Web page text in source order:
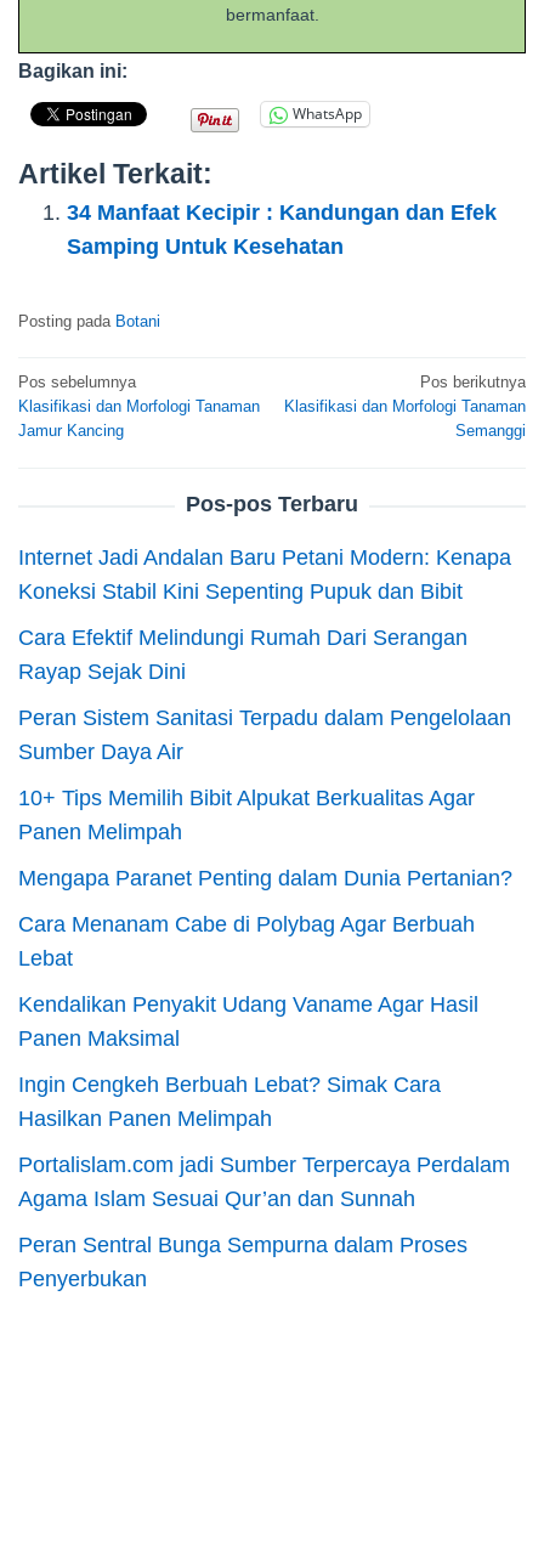
bermanfaat.
Bagikan ini:
WhatsApp
Artikel Terkait:
34 Manfaat Kecipir : Kandungan dan Efek
Samping Untuk Kesehatan
Posting pada Botani
Navigasi
pos
Pos sebelumnya
Klasifikasi dan Morfologi Tanaman
Jamur Kancing
Pos berikutnya
Klasifikasi dan Morfologi Tanaman
Semanggi
Pos-pos Terbaru
Internet Jadi Andalan Baru Petani Modern: Kenapa
Koneksi Stabil Kini Sepenting Pupuk dan Bibit
Cara Efektif Melindungi Rumah Dari Serangan
Rayap Sejak Dini
Peran Sistem Sanitasi Terpadu dalam Pengelolaan
Sumber Daya Air
10+ Tips Memilih Bibit Alpukat Berkualitas Agar
Panen Melimpah
Mengapa Paranet Penting dalam Dunia Pertanian?
Cara Menanam Cabe di Polybag Agar Berbuah
Lebat
Kendalikan Penyakit Udang Vaname Agar Hasil
Panen Maksimal
Ingin Cengkeh Berbuah Lebat? Simak Cara
Hasilkan Panen Melimpah
Portalislam.com jadi Sumber Terpercaya Perdalam
Agama Islam Sesuai Qur’an dan Sunnah
Peran Sentral Bunga Sempurna dalam Proses
Penyerbukan